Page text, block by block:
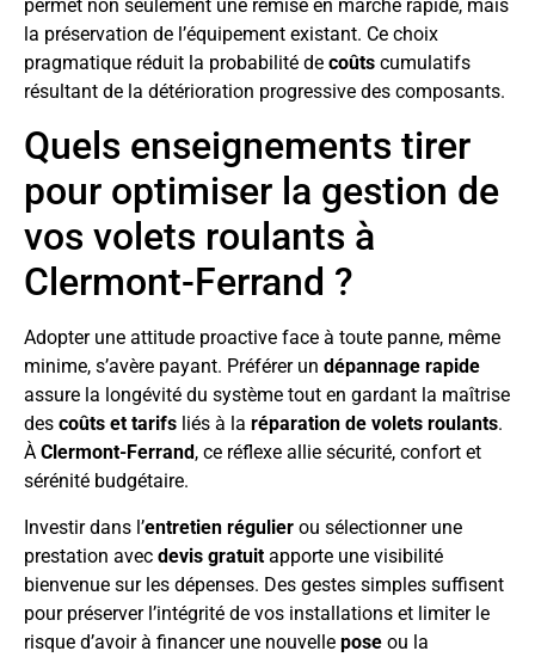
permet non seulement une remise en marche rapide, mais
la préservation de l’équipement existant. Ce choix
pragmatique réduit la probabilité de coûts cumulatifs
résultant de la détérioration progressive des composants.
Quels enseignements tirer
pour optimiser la gestion de
vos volets roulants à
Clermont-Ferrand ?
Adopter une attitude proactive face à toute panne, même
minime, s’avère payant. Préférer un dépannage rapide
assure la longévité du système tout en gardant la maîtrise
des coûts et tarifs liés à la réparation de volets roulants.
À Clermont-Ferrand , ce réflexe allie sécurité, confort et
sérénité budgétaire.
Investir dans l’entretien régulier ou sélectionner une
prestation avec devis gratuit apporte une visibilité
bienvenue sur les dépenses. Des gestes simples suffisent
pour préserver l’intégrité de vos installations et limiter le
risque d’avoir à financer une nouvelle pose ou la